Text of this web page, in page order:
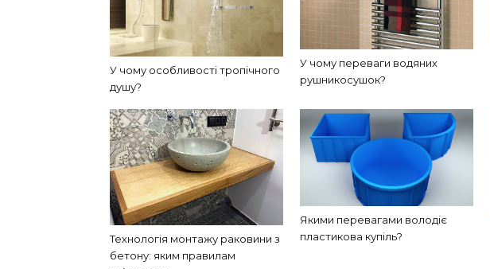
У чому особливості тропічного
душу?
У чому переваги водяних
рушникосушок?
Технологія монтажу раковини з
бетону: яким правилам
Якими перевагами володіє
пластикова купіль?